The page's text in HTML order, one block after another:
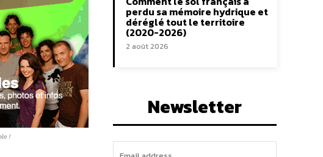
!
perdu sa mémoire hydrique et
déréglé tout le territoire
(2020-2026)
2 août 2026
Newsletter